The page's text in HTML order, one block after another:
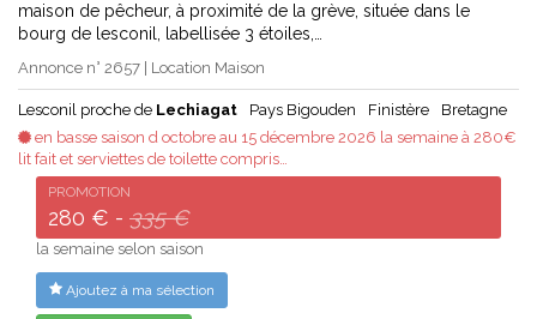
maison de pêcheur, à proximité de la grève, située dans le
bourg de lesconil, labellisée 3 étoiles,…
Annonce n° 2657 | Location Maison
Lesconil proche de Lechiagat Pays Bigouden Finistère
Bretagne
en basse saison d octobre au 15 décembre 2026 la semaine à 280€
lit fait et serviettes de toilette compris…
PROMOTION
280 € - 335 €
la semaine selon saison
Ajoutez à ma sélection